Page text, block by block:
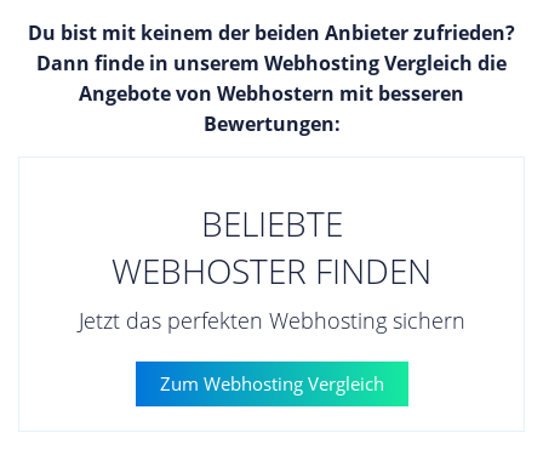
Du bist mit keinem der beiden Anbieter zufrieden?
Dann finde in unserem Webhosting Vergleich die
Angebote von Webhostern mit besseren
Bewertungen:
BELIEBTE
WEBHOSTER FINDEN
Jetzt das perfekten Webhosting sichern
Zum Webhosting Vergleich